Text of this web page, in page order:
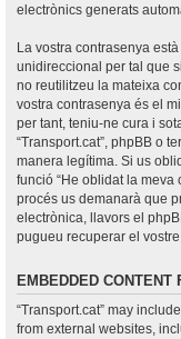
electrònics generats
La vostra contrasenya
unidireccional per tal que
no reutilitzeu la mateixa
vostra contrasenya és el
per tant, teniu-ne cura i
“Transport.cat”, phpBB o
manera legítima. Si us
funció “He oblidat la meva
procés us demanarà que
electrònica, llavors el
pugueu recuperar el vostre
EMBEDDED CONTENT
“Transport.cat” may
from external websites,